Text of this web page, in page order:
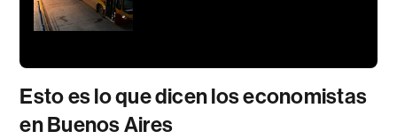
Esto es lo que dicen los economistas
en Buenos Aires